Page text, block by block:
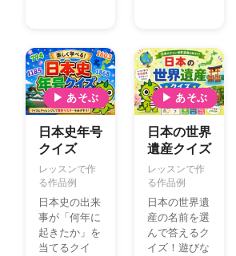
▶ あそぶ
日本史年号
クイズ
レッスンで作
る作品例
日本史の出来
事が「何年に
起きたか」を
当てるクイ
▶ あそぶ
日本の世界
遺産クイズ
レッスンで作
る作品例
日本の世界遺
産の名前を選
んで答えるク
イズ！遊びな